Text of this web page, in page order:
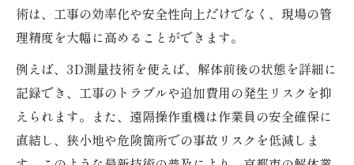
京都市の解体業者が行う事前調査のポイン
ト
先進技術活用で防ぐ京都市の解体事故リス
ク
環境に配慮した京都市の解体業者選び
京都市の解体業者が取り組む環境対応策
術は、工事の効率化や安全性向上だけでなく、現場の管
理精度を大幅に高めることができます。
例えば、3D測量技術を使えば、解体前後の状態を詳細に
記録でき、工事のトラブルや追加費用の発生リスクを抑
えられます。また、遠隔操作重機は作業員の安全確保に
直結し、狭小地や危険箇所での事故リスクを低減しま